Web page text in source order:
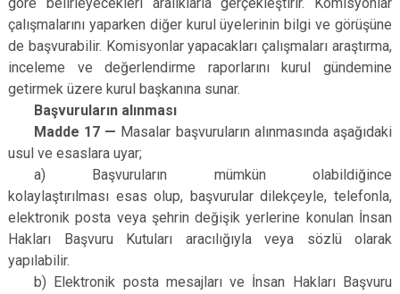
çalışmalarını yaparken diğer kurul üyelerinin bilgi ve görüşüne
de başvurabilir. Komisyonlar yapacakları çalışmaları araştırma,
inceleme ve değerlendirme raporlarını kurul gündemine
getirmek üzere kurul başkanına sunar.
Başvuruların alınması
Madde 17 — Masalar başvuruların alınmasında aşağıdaki
usul ve esaslara uyar;
a) Başvuruların mümkün olabildiğince
kolaylaştırılması esas olup, başvurular dilekçeyle, telefonla,
elektronik posta veya şehrin değişik yerlerine konulan İnsan
Hakları Başvuru Kutuları aracılığıyla veya sözlü olarak
yapılabilir.
b) Elektronik posta mesajları ve İnsan Hakları Başvuru